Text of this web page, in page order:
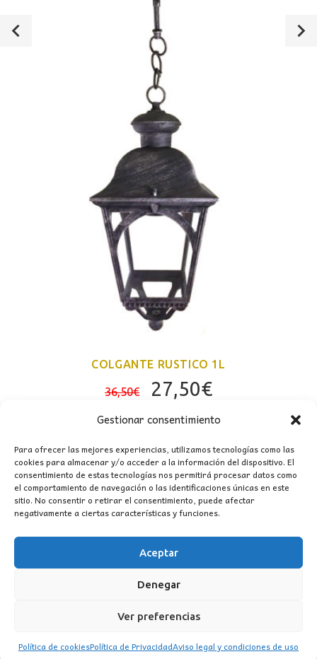
Gestionar consentimiento
Para ofrecer las mejores experiencias, utilizamos tecnologías como las
cookies para almacenar y/o acceder a la información del dispositivo. El
consentimiento de estas tecnologías nos permitirá procesar datos como
el comportamiento de navegación o las identificaciones únicas en este
sitio. No consentir o retirar el consentimiento, puede afectar
negativamente a ciertas características y funciones.
Aceptar
Denegar
Ver preferencias
Política de cookiesPolítica de PrivacidadAviso legal y condiciones de uso
COLGANTE RUSTICO 1L
36,50€
El
original
era:
36,50€.
27,50€El
actual
es:
27,50€.